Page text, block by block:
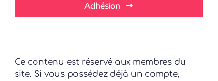
Adhésion
Ce contenu est réservé aux membres du
site. Si vous possédez déjà un compte,